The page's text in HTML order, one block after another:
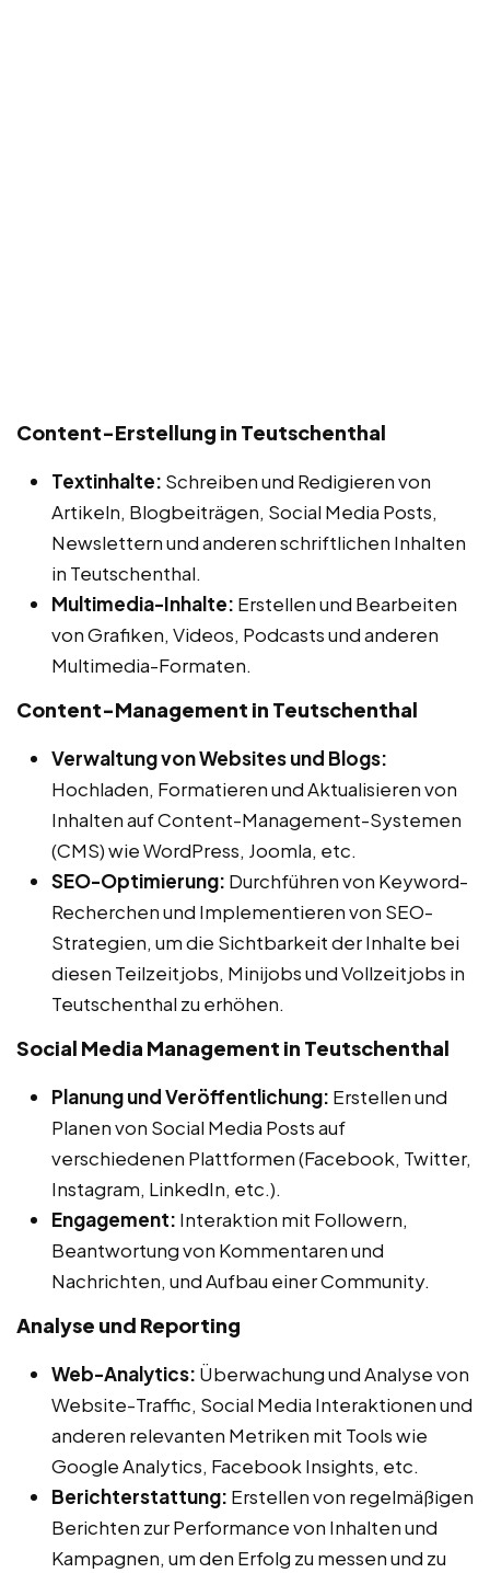
Content-Erstellung in Teutschenthal
Textinhalte: Schreiben und Redigieren von
Artikeln, Blogbeiträgen, Social Media Posts,
Newslettern und anderen schriftlichen Inhalten
in Teutschenthal.
Multimedia-Inhalte: Erstellen und Bearbeiten
von Grafiken, Videos, Podcasts und anderen
Multimedia-Formaten.
Content-Management in Teutschenthal
Verwaltung von Websites und Blogs:
Hochladen, Formatieren und Aktualisieren von
Inhalten auf Content-Management-Systemen
(CMS) wie WordPress, Joomla, etc.
SEO-Optimierung: Durchführen von Keyword-
Recherchen und Implementieren von SEO-
Strategien, um die Sichtbarkeit der Inhalte bei
diesen Teilzeitjobs, Minijobs und Vollzeitjobs in
Teutschenthal zu erhöhen.
Social Media Management in Teutschenthal
Planung und Veröffentlichung: Erstellen und
Planen von Social Media Posts auf
verschiedenen Plattformen (Facebook, Twitter,
Instagram, LinkedIn, etc.).
Engagement: Interaktion mit Followern,
Beantwortung von Kommentaren und
Nachrichten, und Aufbau einer Community.
Analyse und Reporting
Web-Analytics: Überwachung und Analyse von
Website-Traffic, Social Media Interaktionen und
anderen relevanten Metriken mit Tools wie
Google Analytics, Facebook Insights, etc.
Berichterstattung: Erstellen von regelmäßigen
Berichten zur Performance von Inhalten und
Kampagnen, um den Erfolg zu messen und zu